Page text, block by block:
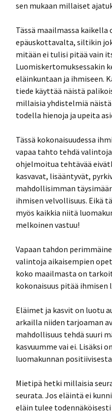
sen mukaan millaiset
Tässä maailmassa
epäuskottavalta, siltikin
mitään ei tulisi pitää vain
Luomiskertomuksessakin
eläinkuntaan ja ihmiseen.
tiede käyttää näistä
millaisia yhdistelmiä
todella hienoja ja upeita
Tässä kokonaisuudessa
vapaa tahto tehdä
ohjelmoitua tehtävää
kasvavat, lisääntyvät,
mahdollisimman
ihmisen velvollisuus. Eikä
myös kaikkia niitä
melkoinen vastuu!
Vapaan tahdon
valintoja aikaisempien
koko maailmasta on
kokonaisuus pitää
Eläimet ja kasvit on luotu
arkailla niiden tarjoaman
mahdollisuus tehdä suuri
kasvuumme vai ei. Lisäksi
luomakunnan
Mietipä hetki millaisia
seurata. Jos eläintä ei
eläin tulee